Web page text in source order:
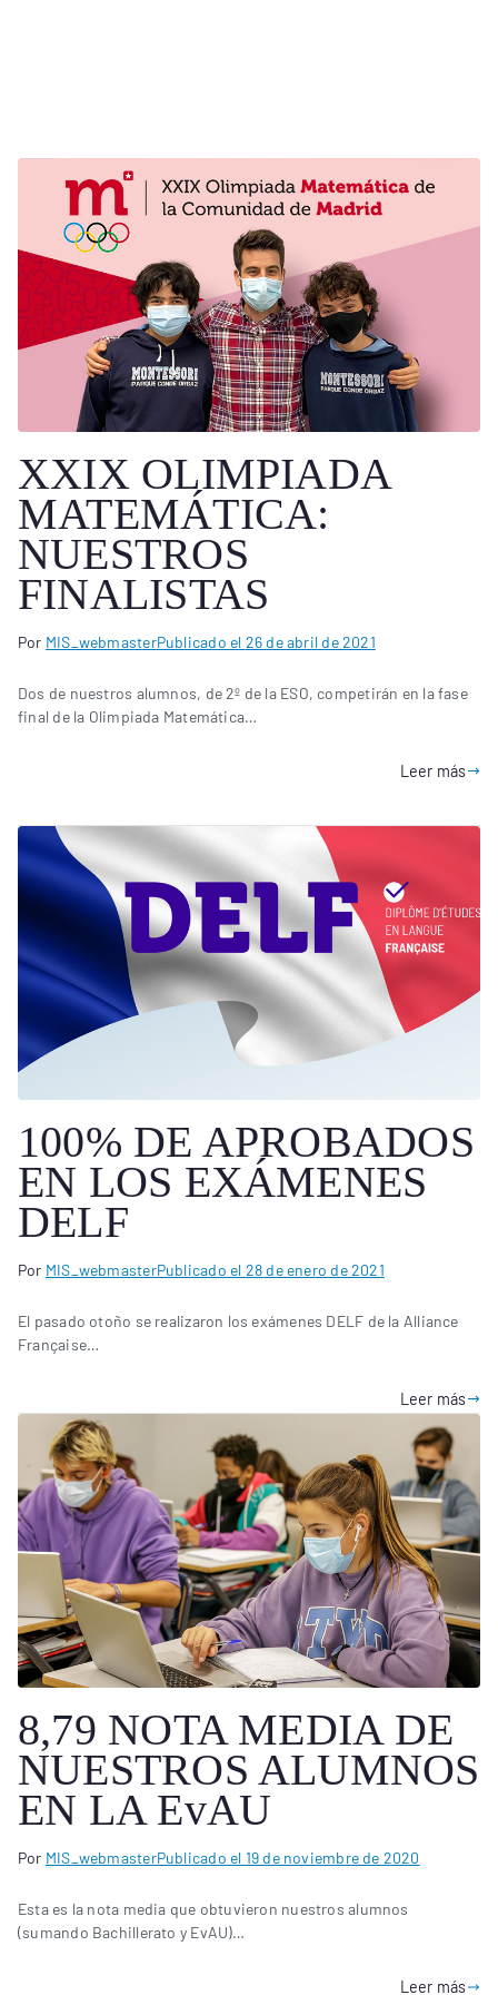
XXIX OLIMPIADA
MATEMÁTICA:
NUESTROS
FINALISTAS
Por MIS_webmasterPublicado el 26 de abril de 2021
Dos de nuestros alumnos, de 2º de la ESO, competirán en la fase
final de la Olimpiada Matemática…
Leer más
100% DE APROBADOS
EN LOS EXÁMENES
DELF
Por MIS_webmasterPublicado el 28 de enero de 2021
El pasado otoño se realizaron los exámenes DELF de la Alliance
Française…
Leer más
8,79 NOTA MEDIA DE
NUESTROS ALUMNOS
EN LA EvAU
Por MIS_webmasterPublicado el 19 de noviembre de 2020
Esta es la nota media que obtuvieron nuestros alumnos
(sumando Bachillerato y EvAU)…
Leer más